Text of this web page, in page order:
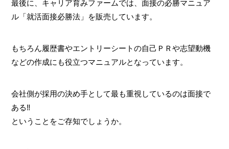
最後に、キャリア育みファームでは、面接の必勝マニュア
ル「就活面接必勝法」を販売しています。
もちろん履歴書やエントリーシートの自己ＰＲや志望動機
などの作成にも役立つマニュアルとなっています。
会社側が採用の決め手として最も重視しているのは面接で
ある‼
ということをご存知でしょうか。